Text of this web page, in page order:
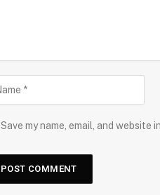
Save my name, email, and